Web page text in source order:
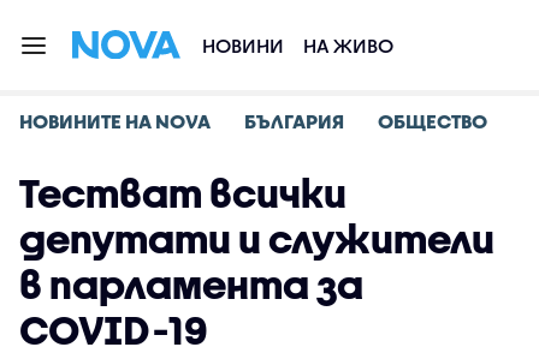
НОВИНИ НА ЖИВО
НОВИНИТЕ НА NOVA БЪЛГАРИЯ ОБЩЕСТВО
Тестват всички
депутати и служители
в парламента за
COVID-19